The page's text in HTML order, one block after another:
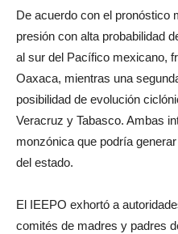
De acuerdo con el pronóstico
presión con alta probabilidad
al sur del Pacífico mexicano,
Oaxaca, mientras una
posibilidad de evolución
Veracruz y Tabasco. Ambas
monzónica que podría
del estado.
El IEEPO exhortó a
comités de madres y padres